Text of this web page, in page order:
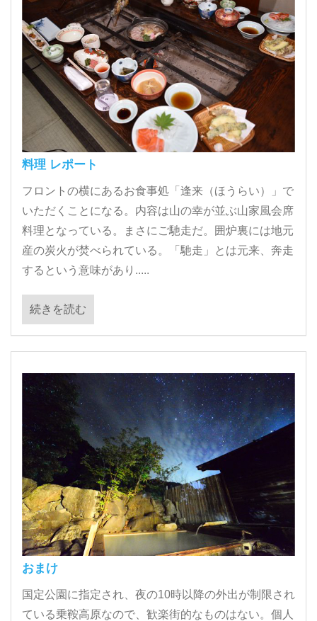
料理 レポート
フロントの横にあるお食事処「逢来（ほうらい）」で
いただくことになる。内容は山の幸が並ぶ山家風会席
料理となっている。まさにご馳走だ。囲炉裏には地元
産の炭火が焚べられている。「馳走」とは元来、奔走
するという意味があり.....
続きを読む
おまけ
国定公園に指定され、夜の10時以降の外出が制限され
ている乗鞍高原なので、歓楽街的なものはない。個人